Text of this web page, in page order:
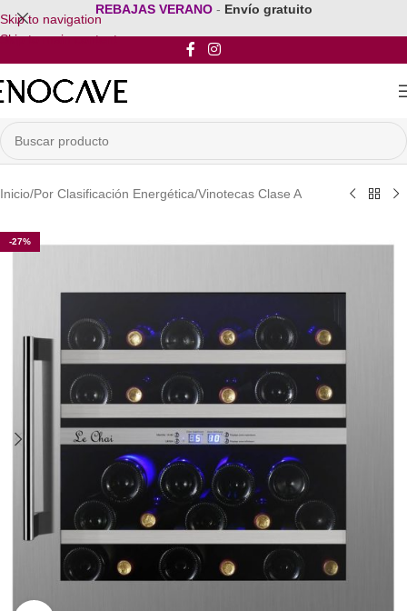
Skip to navigation
Skip to main content
REBAJAS VERANO - Envío gratuito
Inicio/Por Clasificación Energética/Vinotecas Clase A
-27%